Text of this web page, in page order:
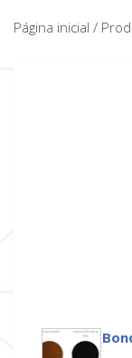
Página inicial /